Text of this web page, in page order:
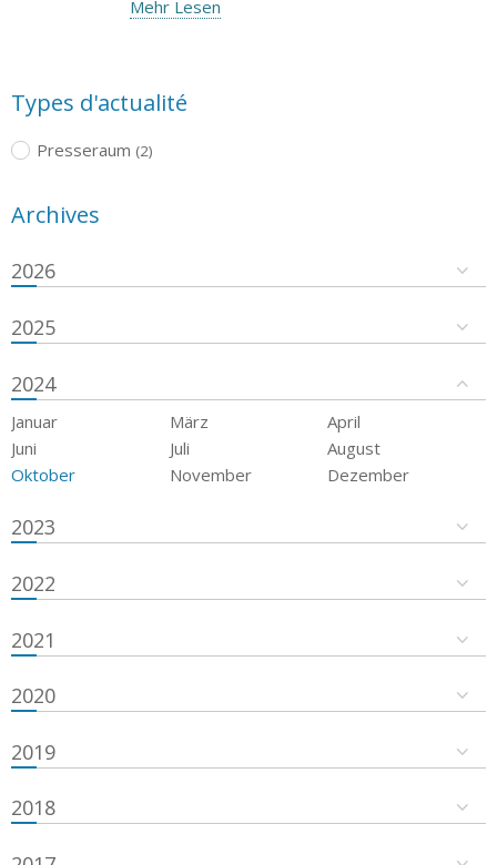
Mehr Lesen
Types d'actualité
Presseraum (2)
Archives
2026
2025
2024
Januar März
April
Juni
Juli
August
Oktober
November Dezember
2023
2022
2021
2020
2019
2018